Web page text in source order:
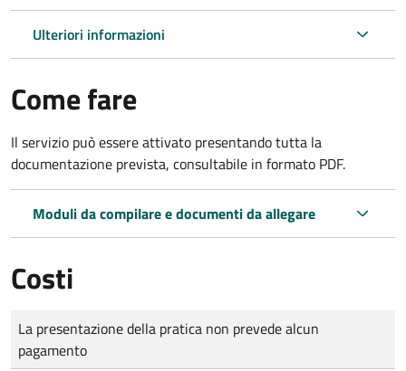
Ulteriori informazioni
Come fare
Il servizio può essere attivato presentando tutta la
documentazione prevista, consultabile in formato PDF.
Moduli da compilare e documenti da allegare
Costi
Tipo di pagamento
Importo
La presentazione della pratica non prevede alcun
pagamento